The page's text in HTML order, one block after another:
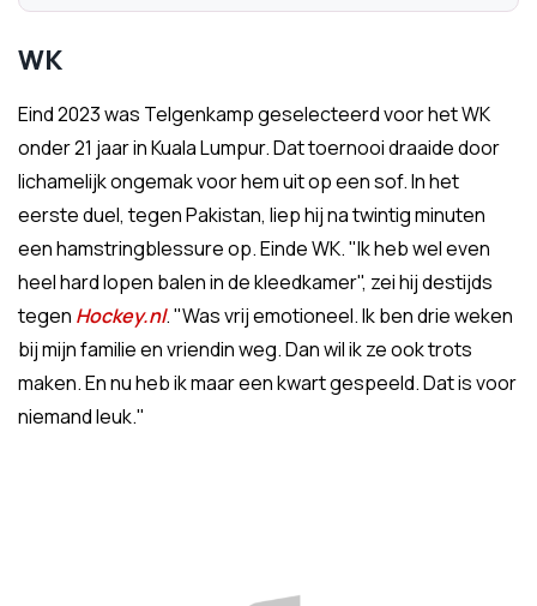
WK
Eind 2023 was Telgenkamp geselecteerd voor het WK
onder 21 jaar in Kuala Lumpur. Dat toernooi draaide door
lichamelijk ongemak voor hem uit op een sof. In het
eerste duel, tegen Pakistan, liep hij na twintig minuten
een hamstringblessure op. Einde WK. "Ik heb wel even
heel hard lopen balen in de kleedkamer", zei hij destijds
tegen Hockey.nl. "Was vrij emotioneel. Ik ben drie weken
bij mijn familie en vriendin weg. Dan wil ik ze ook trots
maken. En nu heb ik maar een kwart gespeeld. Dat is voor
niemand leuk."